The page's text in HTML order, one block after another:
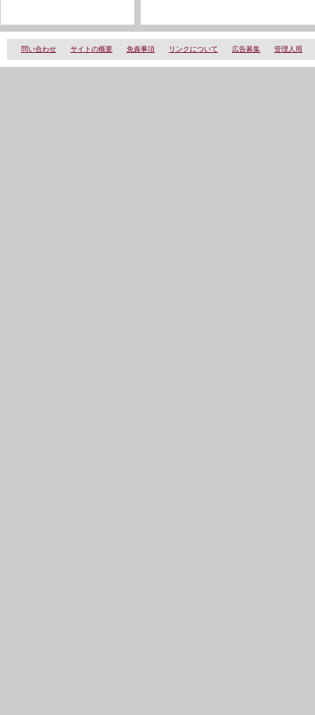
問い合わせ サイトの概要 免責事項 リンクについて 広告募集 管理人用